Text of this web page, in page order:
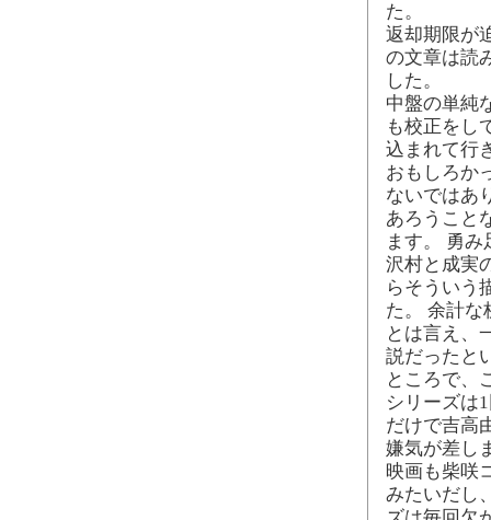
た。
返却期限が
の文章は読
した。
中盤の単純
も校正をし
込まれて行
おもしろか
ないではあ
あろうこと
ます。 勇
沢村と成実
らそういう
た。 余計な
とは言え、
説だったと
ところで、
シリーズは
だけで吉高
嫌気が差し
映画も柴咲
みたいだし